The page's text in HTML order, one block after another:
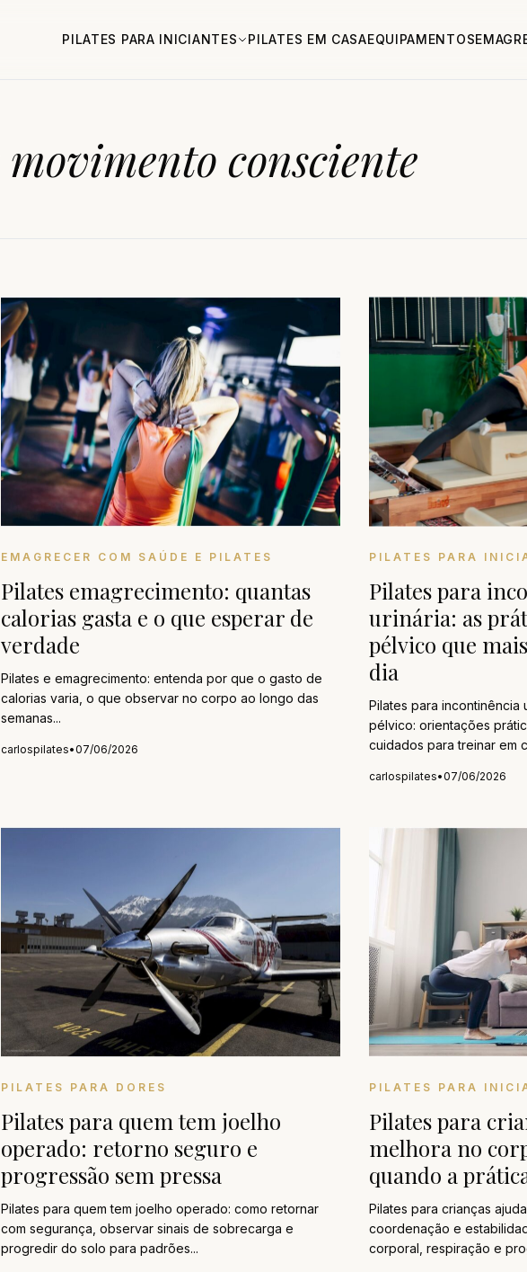
PILATES PARA INICIANTES PILATES EM CASAEQUIPAMENTOS
movimento consciente
EMAGRECER COM SAÚDE E PILATES
Pilates emagrecimento: quantas
calorias gasta e o que esperar de
verdade
Pilates e emagrecimento: entenda por que o gasto de
calorias varia, o que observar no corpo ao longo das
semanas...
carlospilates•07/06/2026
PILATES PARA
Pilates para
urinária: as
pélvico que
dia
Pilates para incontinência
pélvico: orientações
cuidados para treinar em
carlospilates•07/06/2026
PILATES PARA DORES
Pilates para quem tem joelho
operado: retorno seguro e
progressão sem pressa
Pilates para quem tem joelho operado: como retornar
com segurança, observar sinais de sobrecarga e
progredir do solo para padrões...
PILATES PARA
Pilates para
melhora no
quando a
Pilates para crianças
coordenação e
corporal, respiração e